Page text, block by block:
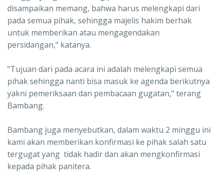
disampaikan memang, bahwa harus melengkapi dari
pada semua pihak, sehingga majelis hakim berhak
untuk memberikan atau mengagendakan
persidangan," katanya.
"Tujuan dari pada acara ini adalah melengkapi semua
pihak sehingga nanti bisa masuk ke agenda berikutnya
yakni pemeriksaan dan pembacaan gugatan," terang
Bambang.
Bambang juga menyebutkan, dalam waktu 2 minggu ini
kami akan memberikan konfirmasi ke pihak salah satu
tergugat yang tidak hadir dan akan mengkonfirmasi
kepada pihak panitera.